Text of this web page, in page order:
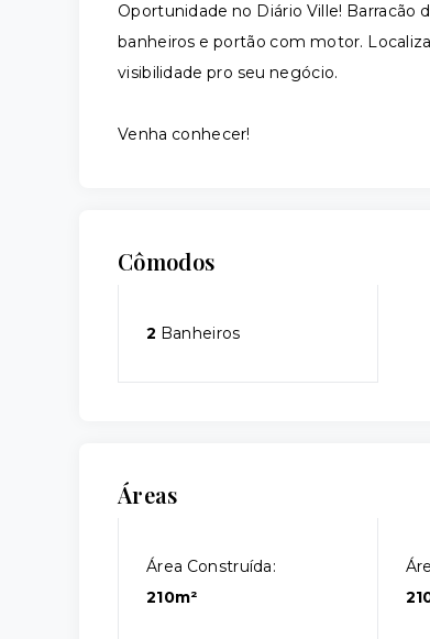
Oportunidade no Diário Ville! Barracão
banheiros e portão com motor.
visibilidade pro seu negócio.
Venha conhecer!
Cômodos
2 Banheiros
Áreas
Área Construída:
210m²